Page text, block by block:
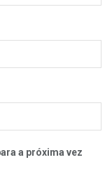
a próxima vez